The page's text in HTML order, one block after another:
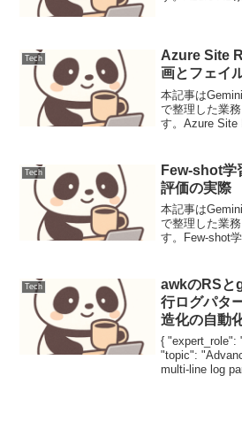
Tech
Azure Site
画とフェイ
本記事は
で整理した業
す。Azure Site
(DR) は、ビジ
Tech
Few-shot学
評価の実際
本記事は
で整理した業
す。Few-shot
たプロンプト
一連の...
Tech
awkのRSと
行ログパタ
造化の自動
{ "expert_role":
"topic":
multi-line log